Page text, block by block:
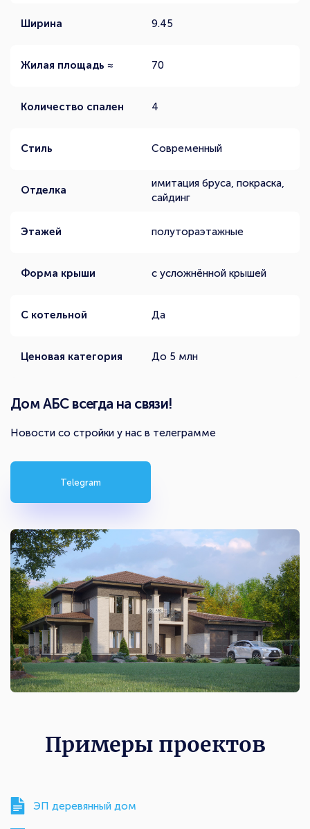
Ширина 9.45
Жилая площадь ≈ 70
Количество спален 4
Стиль Современный
Отделка
имитация бруса, покраска,
сайдинг
Этажей полутораэтажные
Форма крыши с усложнённой крышей
С котельной Да
Ценовая категория До 5 млн
Дом АБС всегда на связи!
Новости со стройки у нас в телеграмме
Telegram
Примеры проектов
ЭП деревянный дом